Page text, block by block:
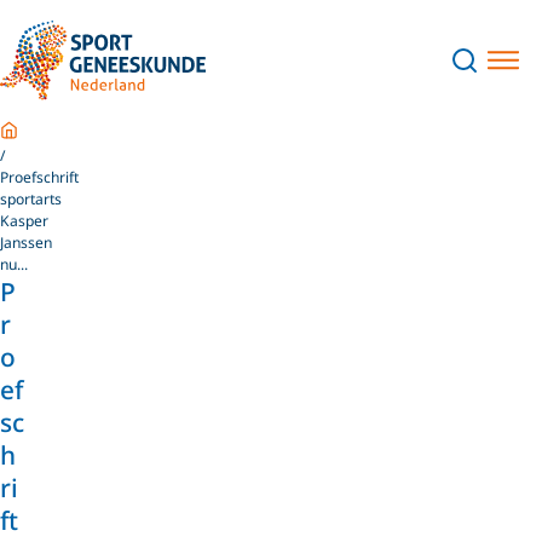
Home
Proefschrift
sportarts
Kasper
Janssen
nu...
P
r
o
ef
sc
h
ri
ft